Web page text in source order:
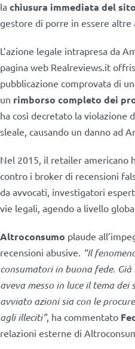
la chiusura immediata del
gestore di porre in essere
L’azione legale intrapresa da
pagina web Realreviews.it
pubblicazione comprovata di
un rimborso completo dei
ha così decretato la violazione
sleale, causando un danno ad
Nel 2015, il retailer americano
contro i broker di recensioni
da avvocati, investigatori
vie legali, agendo a livello
Altroconsumo plaude
recensioni abusive. “Il
consumatori in buona fede.
aveva messo in luce il tema
avviato azioni sia con le
agli illeciti”, ha commentato
relazioni esterne di